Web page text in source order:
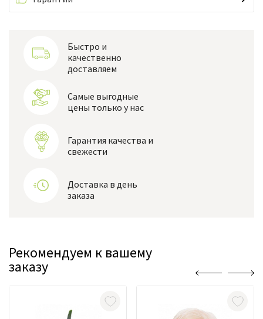
Быстро и
качественно
доставляем
Самые выгодные
цены только у нас
Гарантия качества и
свежести
Доставка в день
заказа
Рекомендуем к вашему
заказу